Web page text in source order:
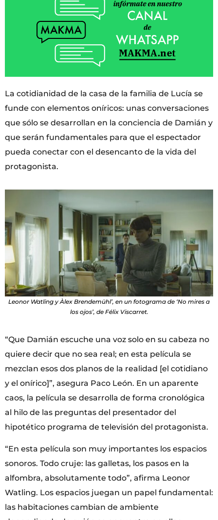
La cotidianidad de la casa de la familia de Lucía se
funde con elementos oníricos: unas conversaciones
que sólo se desarrollan en la conciencia de Damián y
que serán fundamentales para que el espectador
pueda conectar con el desencanto de la vida del
protagonista.
Leonor Watling y Àlex Brendemühl’, en un fotograma de ‘No mires a
los ojos’, de Félix Viscarret.
“Que Damián escuche una voz solo en su cabeza no
quiere decir que no sea real; en esta película se
mezclan esos dos planos de la realidad [el cotidiano
y el onírico]”, asegura Paco León. En un aparente
caos, la película se desarrolla de forma cronológica
al hilo de las preguntas del presentador del
hipotético programa de televisión del protagonista.
“En esta película son muy importantes los espacios
sonoros. Todo cruje: las galletas, los pasos en la
alfombra, absolutamente todo”, afirma Leonor
Watling. Los espacios juegan un papel fundamental:
las habitaciones cambian de ambiente